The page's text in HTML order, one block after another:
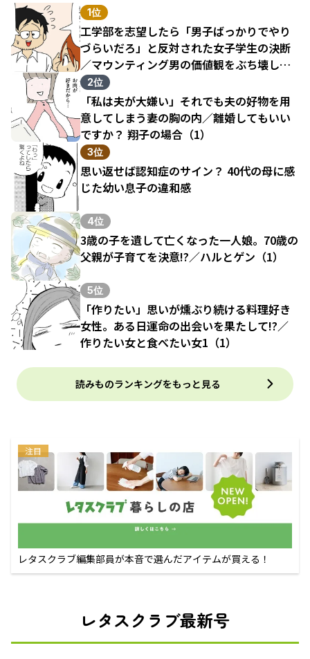
1位
工学部を志望したら「男子ばっかりでやり
づらいだろ」と反対された女子学生の決断
／マウンティング男の価値観をぶち壊した
結果（1）
2位
「私は夫が大嫌い」それでも夫の好物を用
意してしまう妻の胸の内／離婚してもいい
ですか？ 翔子の場合（1）
3位
思い返せば認知症のサイン？ 40代の母に感
じた幼い息子の違和感
4位
3歳の子を遺して亡くなった一人娘。70歳の
父親が子育てを決意!?／ハルとゲン（1）
5位
「作りたい」思いが燻ぶり続ける料理好き
女性。ある日運命の出会いを果たして!?／
作りたい女と食べたい女1（1）
読みものランキングをもっと見る
注目
レタスクラブ編集部員が本音で選んだアイテムが買える！
レタスクラブ最新号